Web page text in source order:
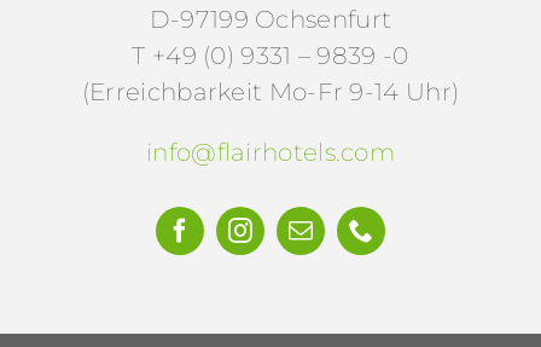
D-97199 Ochsenfurt
T +49 (0) 9331 – 9839 -0
(Erreichbarkeit Mo-Fr 9-14 Uhr)
info@flairhotels.com